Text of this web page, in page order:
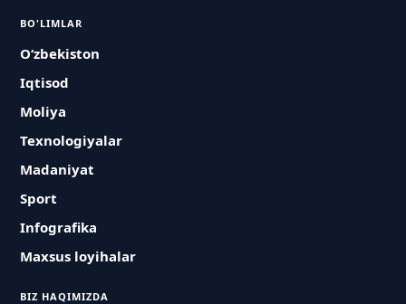
BO'LIMLAR
O‘zbekiston
Iqtisod
Moliya
Texnologiyalar
Madaniyat
Sport
Infografika
Maxsus loyihalar
BIZ HAQIMIZDA